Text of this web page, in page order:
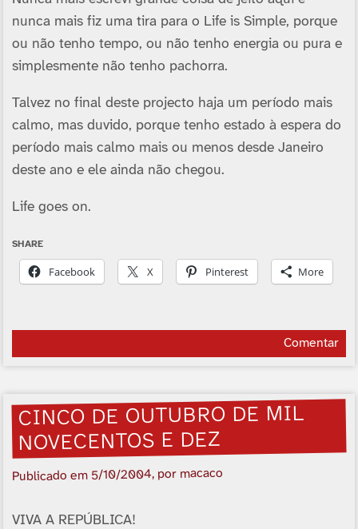
nunca mais fiz uma tira para o Life is Simple, porque
ou não tenho tempo, ou não tenho energia ou pura e
simplesmente não tenho pachorra.
Talvez no final deste projecto haja um período mais
calmo, mas duvido, porque tenho estado à espera do
período mais calmo mais ou menos desde Janeiro
deste ano e ele ainda não chegou.
Life goes on.
SHARE
Facebook X Pinterest More
Comentar
CINCO DE OUTUBRO DE MIL
NOVECENTOS E DEZ
Publicado em 5/10/2004, por macaco
VIVA A REPÚBLICA!